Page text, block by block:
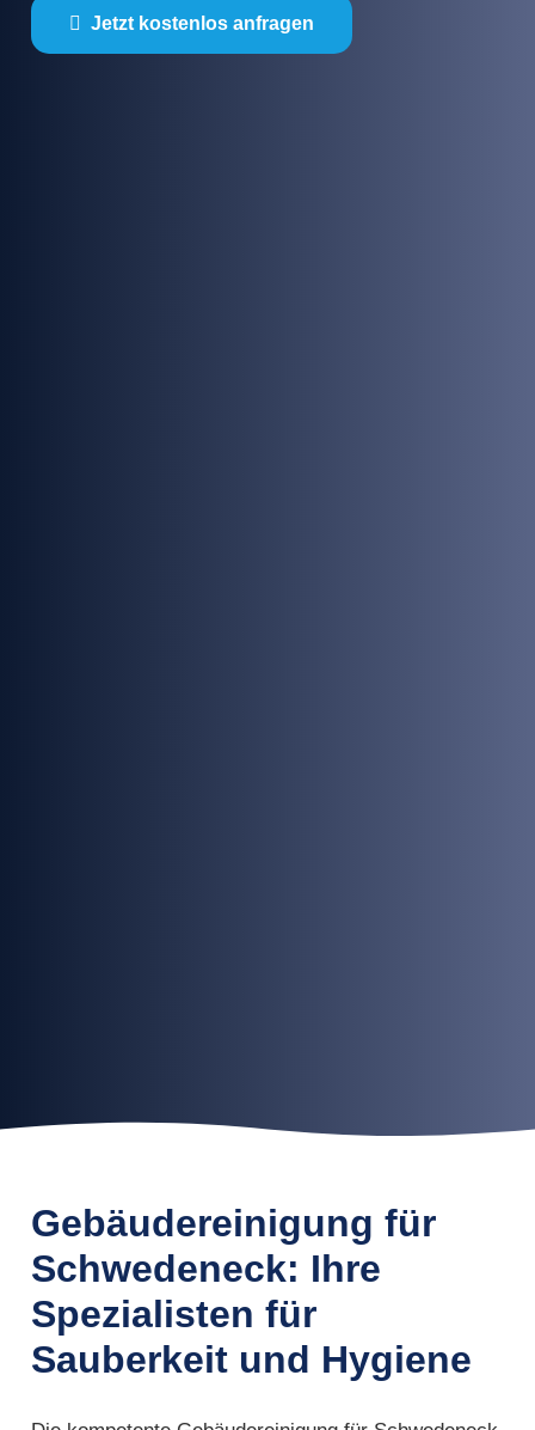
Jetzt kostenlos anfragen
Gebäudereinigung für
Schwedeneck: Ihre
Spezialisten für
Sauberkeit und Hygiene